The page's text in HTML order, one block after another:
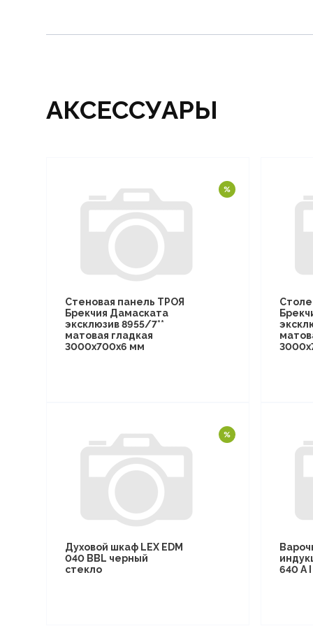
АКСЕССУАРЫ
Стеновая панель ТРОЯ
Брекчия Дамаската
эксклюзив 8955/7**
матовая гладкая
3000х700х6 мм
Духовой шкаф LEX EDM
040 BBL черный
стекло
640 A